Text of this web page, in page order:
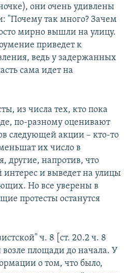
они очень удивлены
"Почему так много? Зачем
мирно вышли на улицу.
приведет к
ведь у задержанных
сама идет на
из числа тех, кто пока
по-разному оценивают
следующей акции – кто-то
их число в
другие, напротив, что
и выведет на улицы
Но все уверены в
протесты останутся
ч. 8 [ст. 20.2 ч. 8
площади до начала. У
о том, что было,